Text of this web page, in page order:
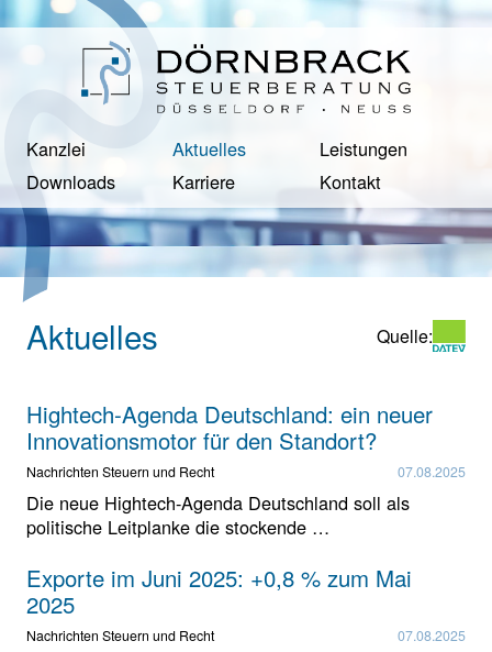
Kanzlei Aktuelles
Leistungen
Downloads
Karriere Kontakt
Aktuelles Quelle:
Hightech-Agenda Deutschland: ein neuer
Innovationsmotor für den Standort?
Nachrichten Steuern und Recht 07.08.2025
Die neue Hightech-Agenda Deutschland soll als
politische Leitplanke die stockende …
Exporte im Juni 2025: +0,8 % zum Mai
2025
Nachrichten Steuern und Recht 07.08.2025